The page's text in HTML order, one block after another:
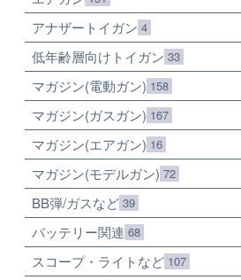
アナザートイガン 4
低年齢層向けトイガン 33
マガジン(電動ガン) 158
マガジン(ガスガン) 167
マガジン(エアガン) 16
マガジン(モデルガン) 72
BB弾/ガスなど 39
バッテリー関連 68
スコープ・ライトなど 107